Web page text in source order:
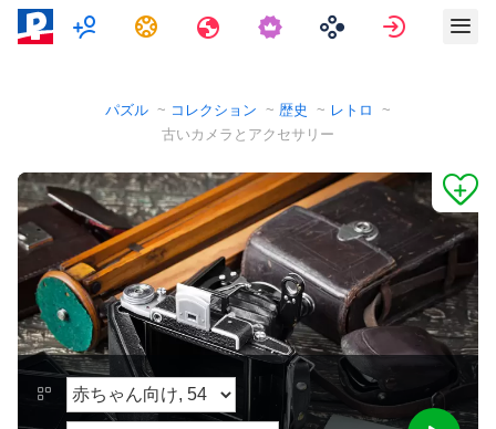
マルチプレイヤー
タスク 旅行 サインイ
パズル コレクション 歴史
レトロ
古いカメラとアクセサリー